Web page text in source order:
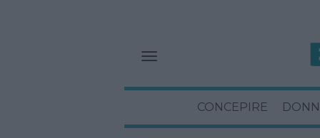
CONCEPIRE